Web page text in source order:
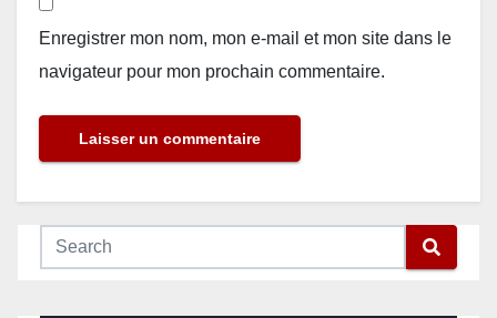
Enregistrer mon nom, mon e-mail et mon site dans le
navigateur pour mon prochain commentaire.